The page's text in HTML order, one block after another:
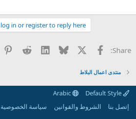
in or register to reply here.
Share: الفيس بوك
X
Bluesky
LinkedIn
Reddit
منتدى اعمال البلاط
Arabic
إتصل بنا
الشروط والقوانين سياسة الخصوصية